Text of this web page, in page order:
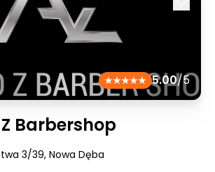
5.00/5
Barbershop
3/39, Nowa Dęba